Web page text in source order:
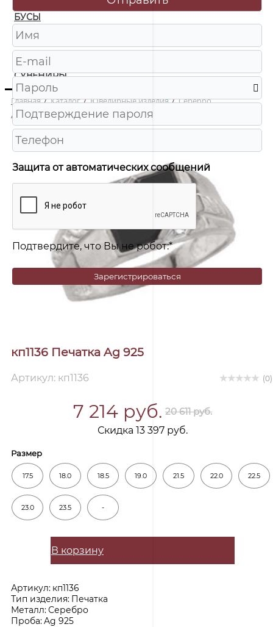
БУСЫ
ЧАСЫ
ШКАТУЛКИ
СУВЕНИРЫ
Главная / Каталог / Ювелирные изделия / Серебро
/
кп1136 Печатка Ag 925
кп1136 Печатка Ag 925
Артикул: кп1136 (0)
7 214 руб. 20 611 руб.
Скидка 13 397 руб.
Размер
17.5 18.0 18.5 19.0 21.5 22.0 22.5
23.0 23.5 -
В корзину
Артикул: кп1136
Тип изделия: Печатка
Металл:Серебро
Проба:Ag 925
Защита от автоматических сообщений
Подтвердите, что Вы не робот:*
Зарегистрироваться